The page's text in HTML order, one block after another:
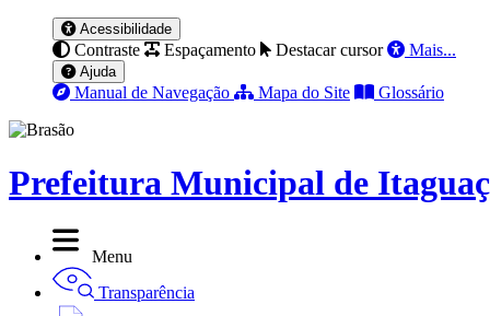
Acessibilidade
Contraste Espaçamento Destacar cursor Mais...
Ajuda
Manual de Navegação Mapa do Site Glossário
Prefeitura Municipal de
Menu
Transparência